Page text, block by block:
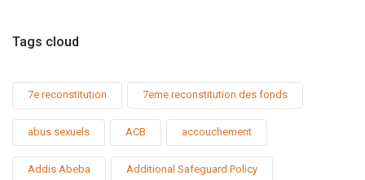
Tags cloud
7e reconstitution 7eme reconstitution des fonds
abus sexuels ACB accouchement
Addis Abeba Additional Safeguard Policy